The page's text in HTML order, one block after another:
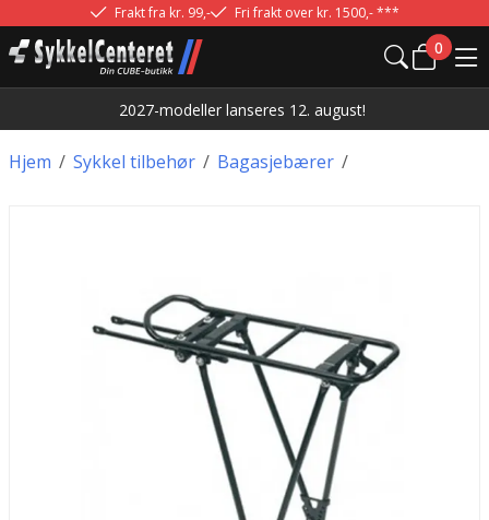
Frakt fra kr. 99,- Fri frakt over kr. 1500,- ***
0
2027-modeller lanseres 12. august!
/
Hjem /
Sykkel tilbehør /
Bagasjebærer